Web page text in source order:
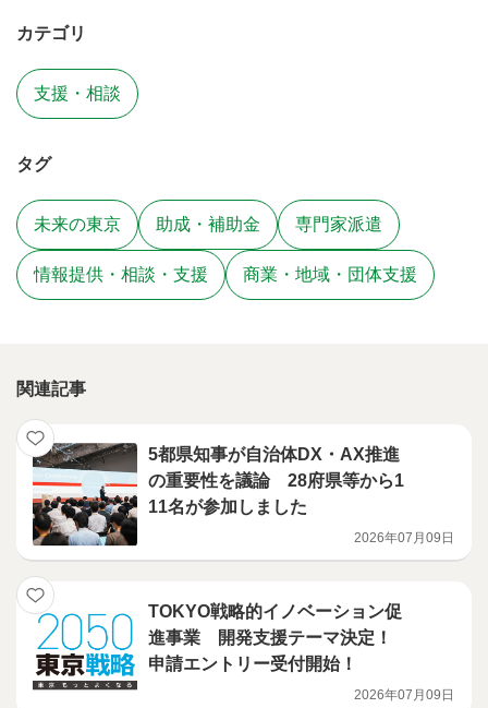
カテゴリ
支援・相談
タグ
未来の東京 助成・補助金 専門家派遣
情報提供・相談・支援 商業・地域・団体支援
関連記事
5都県知事が自治体DX・AX推進
の重要性を議論 28府県等から1
11名が参加しました
2026年07月09日
TOKYO戦略的イノベーション促
進事業 開発支援テーマ決定！
申請エントリー受付開始！
2026年07月09日